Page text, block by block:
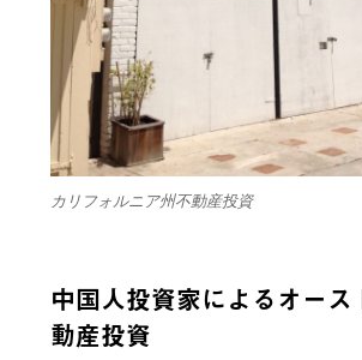
カリフォルニア州不動産投資
中国人投資家によるオース
動産投資